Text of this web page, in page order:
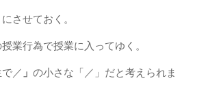
させておく。
業行為で授業に入ってゆく。
／ 」 の小さな「／」だと考えられま